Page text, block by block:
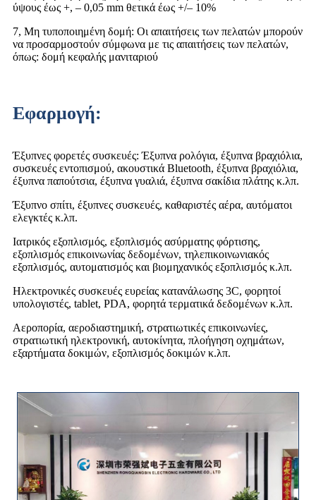
ύψους έως +, – 0,05 mm θετικά έως +/– 10%
7, Μη τυποποιημένη δομή: Οι απαιτήσεις των πελατών μπορούν
να προσαρμοστούν σύμφωνα με τις απαιτήσεις των πελατών,
όπως: δομή κεφαλής μανιταριού
Εφαρμογή:
Έξυπνες φορετές συσκευές: Έξυπνα ρολόγια, έξυπνα βραχιόλια,
συσκευές εντοπισμού, ακουστικά Bluetooth, έξυπνα βραχιόλια,
έξυπνα παπούτσια, έξυπνα γυαλιά, έξυπνα σακίδια πλάτης κ.λπ.
Έξυπνο σπίτι, έξυπνες συσκευές, καθαριστές αέρα, αυτόματοι
ελεγκτές κ.λπ.
Ιατρικός εξοπλισμός, εξοπλισμός ασύρματης φόρτισης,
εξοπλισμός επικοινωνίας δεδομένων, τηλεπικοινωνιακός
εξοπλισμός, αυτοματισμός και βιομηχανικός εξοπλισμός κ.λπ.
Ηλεκτρονικές συσκευές ευρείας κατανάλωσης 3C, φορητοί
υπολογιστές, tablet, PDA, φορητά τερματικά δεδομένων κ.λπ.
Αεροπορία, αεροδιαστημική, στρατιωτικές επικοινωνίες,
στρατιωτική ηλεκτρονική, αυτοκίνητα, πλοήγηση οχημάτων,
εξαρτήματα δοκιμών, εξοπλισμός δοκιμών κ.λπ.